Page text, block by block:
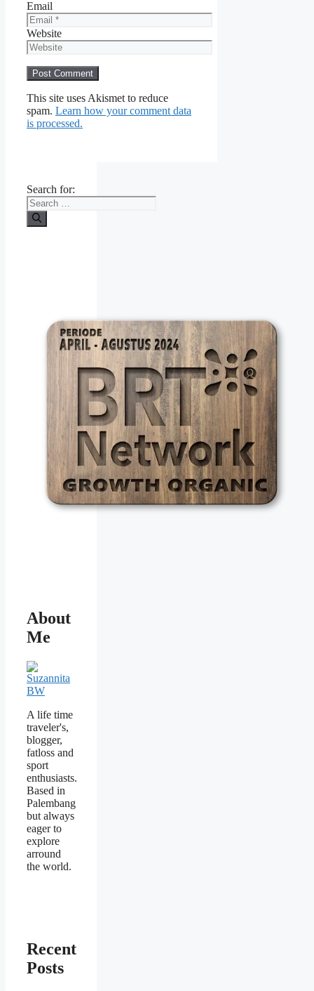
Email
Website
This site uses Akismet to reduce
spam. Learn how your comment data
is processed.
Search for:
About
Me
A life time
traveler's,
blogger,
fatloss and
sport
enthusiasts.
Based in
Palembang
but always
eager to
explore
arround
the world.
Recent
Posts